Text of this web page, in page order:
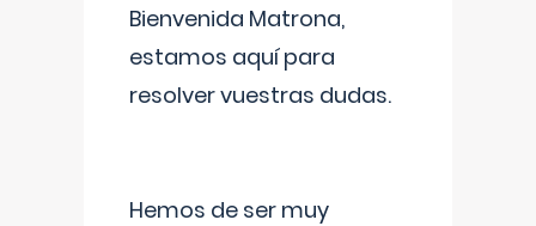
Bienvenida Matrona,
estamos aquí para
resolver vuestras dudas.
Hemos de ser muy